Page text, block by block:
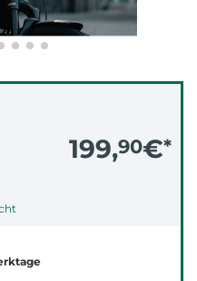
199,90€*